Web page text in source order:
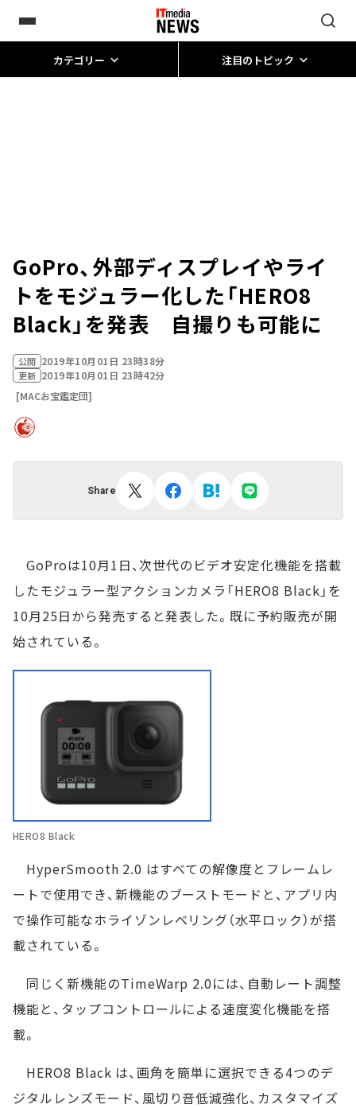
カテゴリー 注目のトピック
GoPro、外部ディスプレイやライ
トをモジュラー化した「HERO8
Black」を発表 自撮りも可能に
公開 2019年10月01日 23時38分
更新 2019年10月01日 23時42分
[MACお宝鑑定団]
Share
GoProは10月1日、次世代のビデオ安定化機能を搭載
したモジュラー型アクションカメラ「HERO8 Black」を
10月25日から発売すると発表した。既に予約販売が開
始されている。
HERO8 Black
HyperSmooth 2.0 はすべての解像度とフレームレ
ートで使用でき、新機能のブーストモードと、アプリ内
で操作可能なホライゾンレベリング（水平ロック）が搭
載されている。
同じく新機能のTimeWarp 2.0には、自動レート調整
機能と、タップコントロールによる速度変化機能を搭
載。
HERO8 Black は、画角を簡単に選択できる4つのデ
ジタルレンズモード、風切り音低減強化、カスタマイズ